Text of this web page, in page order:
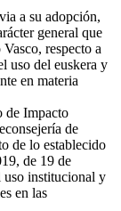
a su adopción,
general que
respecto a
uso del euskera y
en materia
de Impacto
de
de lo establecido
de 19 de
uso institucional y
en las